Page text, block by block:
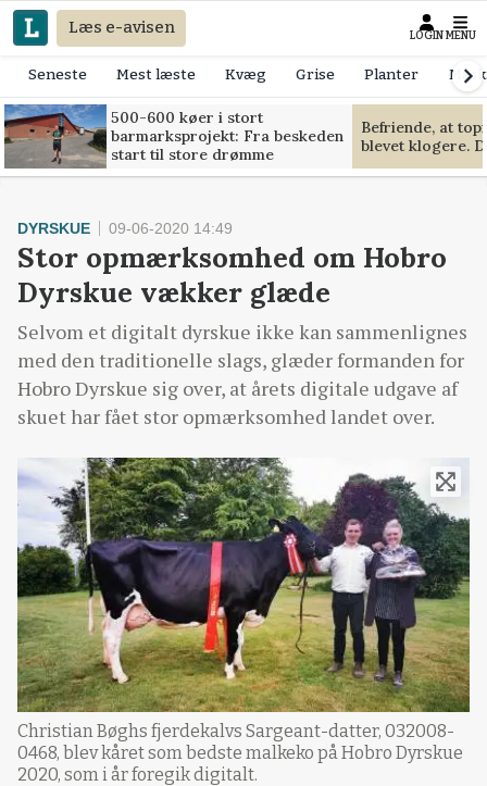
Læs e-avisen LOGIN MENU
Seneste Mest læste Kvæg Grise Planter
500-600 køer i stort
barmarksprojekt: Fra beskeden
start til store drømme
Befriende, at
blevet klogere.
DYRSKUE 09-06-2020 14:49
Stor opmærksomhed om Hobro
Dyrskue vækker glæde
Selvom et digitalt dyrskue ikke kan sammenlignes
med den traditionelle slags, glæder formanden for
Hobro Dyrskue sig over, at årets digitale udgave af
skuet har fået stor opmærksomhed landet over.
Christian Bøghs fjerdekalvs Sargeant-datter, 032008-
0468, blev kåret som bedste malkeko på Hobro Dyrskue
2020, som i år foregik digitalt.